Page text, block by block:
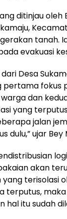
ditinjau oleh
tanah.
evakuasi
dari Desa
pertama fokus
dan
yang
jalan
dulu,” ujar Bey
akan
terisolasi
terputus,
hal itu sudah